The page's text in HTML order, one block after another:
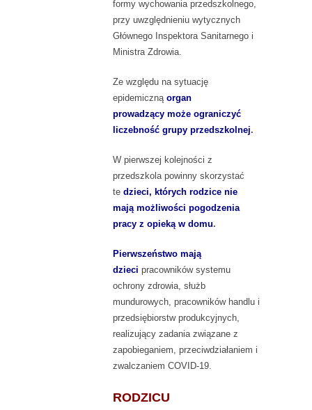
formy wychowania przedszkolnego,
przy uwzględnieniu wytycznych
Głównego Inspektora Sanitarnego i
Ministra Zdrowia.
Ze względu na sytuację
epidemiczną organ
prowadzący może ograniczyć
liczebność grupy przedszkolnej.
W pierwszej kolejności z
przedszkola powinny skorzystać
te dzieci, których rodzice nie
mają możliwości pogodzenia
pracy z opieką w domu.
Pierwszeństwo mają
dzieci pracowników systemu
ochrony zdrowia, służb
mundurowych, pracowników handlu i
przedsiębiorstw produkcyjnych,
realizujący zadania związane z
zapobieganiem, przeciwdziałaniem i
zwalczaniem COVID-19.
RODZICU